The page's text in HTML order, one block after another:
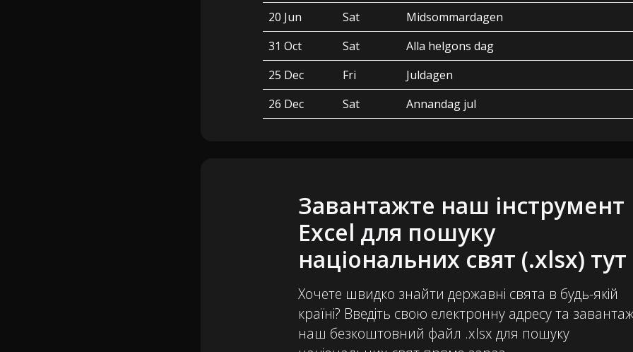
20 Jun
Sat
Midsommardagen
31 Oct
Sat
Alla helgons dag
25 Dec
Fri
Juldagen
26 Dec
Sat Annandag jul
Завантажте наш інструмент
Excel для пошуку
національних свят (.xlsx) тут
Хочете швидко знайти державні свята в будь-якій
країні? Введіть свою електронну адресу та
наш безкоштовний файл .xlsx для пошуку